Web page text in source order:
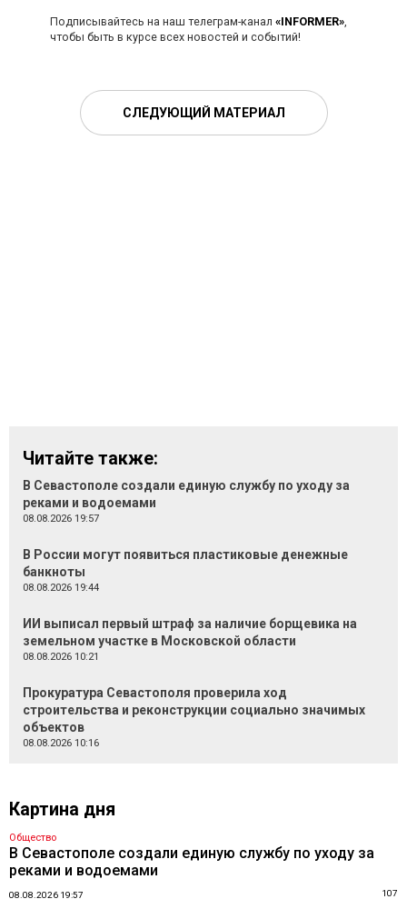
Подписывайтесь на наш телеграм-канал «INFORMER»,
чтобы быть в курсе всех новостей и событий!
СЛЕДУЮЩИЙ МАТЕРИАЛ
Читайте также:
В Севастополе создали единую службу по уходу за
реками и водоемами
08.08.2026 19:57
В России могут появиться пластиковые денежные
банкноты
08.08.2026 19:44
ИИ выписал первый штраф за наличие борщевика на
земельном участке в Московской области
08.08.2026 10:21
Прокуратура Севастополя проверила ход
строительства и реконструкции социально значимых
объектов
08.08.2026 10:16
Картина дня
Общество
В Севастополе создали единую службу по уходу за
реками и водоемами
08.08.2026 19:57 107